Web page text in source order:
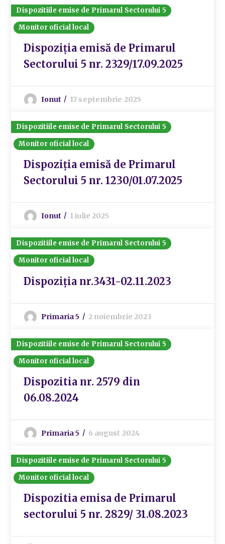
Dispozitiile emise de Primarul Sectorului 5
Monitor oficial local
Dispoziția emisă de Primarul
Sectorului 5 nr. 2329/17.09.2025
Ionut 17 septembrie 2025
Dispozitiile emise de Primarul Sectorului 5
Monitor oficial local
Dispoziția emisă de Primarul
Sectorului 5 nr. 1230/01.07.2025
Ionut 1 iulie 2025
Dispozitiile emise de Primarul Sectorului 5
Monitor oficial local
Dispoziția nr.3431-02.11.2023
Primaria 5 2 noiembrie 2023
Dispozitiile emise de Primarul Sectorului 5
Monitor oficial local
Dispozitia nr. 2579 din
06.08.2024
Primaria 5 6 august 2024
Dispozitiile emise de Primarul Sectorului 5
Monitor oficial local
Dispozitia emisa de Primarul
sectorului 5 nr. 2829/ 31.08.2023